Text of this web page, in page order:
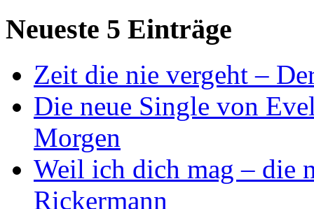
Neueste 5 Einträge
Zeit die nie vergeht –
Die neue Single von
Morgen
Weil ich dich mag – die
Rickermann